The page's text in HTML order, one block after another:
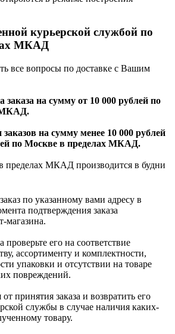
курьерской службой по
МКАД
все вопросы по доставке с Вашим
заказа на сумму от 10 000 рублей по
МКАД.
на сумму менее 10 000 рублей
по Москве в пределах МКАД.
пределах МКАД производится в будни
по указанному вами адресу в
подтверждения заказа
магазина.
его на соответствие
ассортименту и комплектности,
упаковки и отсутствии на товаре
повреждений.
принятия заказа и возвратить его
службы в случае наличия каких-
товару.